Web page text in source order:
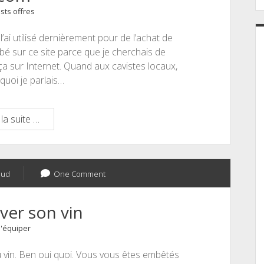
offres
utilisé dernièrement pour de l’achat de
sur ce site parce que je cherchais de
sur Internet. Quand aux cavistes locaux,
je parlais…
suite …
One Comment
son vin
Ben oui quoi. Vous vous êtes embêtés